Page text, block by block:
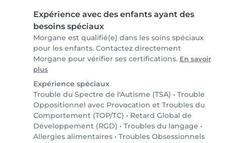
Expérience avec des enfants ayant des
besoins spéciaux
Morgane est qualifié(e) dans les soins spéciaux
pour les enfants. Contactez directement
Morgane pour vérifier ses certifications. En savoir
plus
Expérience spéciaux
Trouble du Spectre de l'Autisme (TSA) • Trouble
Oppositionnel avec Provocation et Troubles du
Comportement (TOP/TC) • Retard Global de
Développement (RGD) • Troubles du langage •
Allergies alimentaires • Troubles Obsessionnels